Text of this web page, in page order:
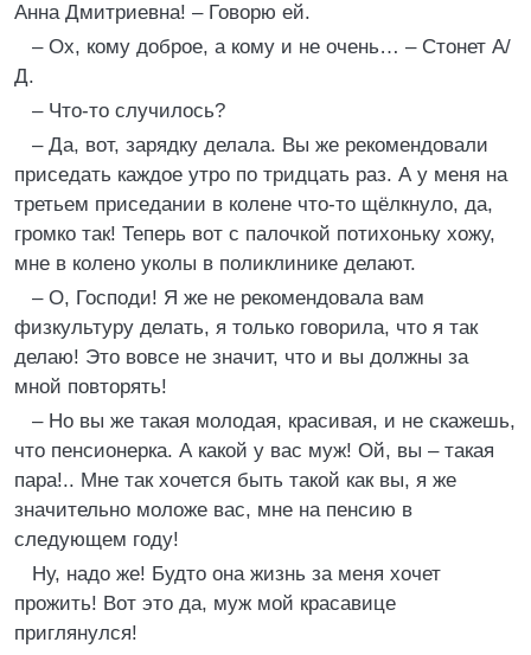
Анна Дмитриевна! – Говорю ей.
– Ох, кому доброе, а кому и не очень… – Стонет А/
Д.
– Что-то случилось?
– Да, вот, зарядку делала. Вы же рекомендовали
приседать каждое утро по тридцать раз. А у меня на
третьем приседании в колене что-то щёлкнуло, да,
громко так! Теперь вот с палочкой потихоньку хожу,
мне в колено уколы в поликлинике делают.
– О, Господи! Я же не рекомендовала вам
физкультуру делать, я только говорила, что я так
делаю! Это вовсе не значит, что и вы должны за
мной повторять!
– Но вы же такая молодая, красивая, и не скажешь,
что пенсионерка. А какой у вас муж! Ой, вы – такая
пара!.. Мне так хочется быть такой как вы, я же
значительно моложе вас, мне на пенсию в
следующем году!
Ну, надо же! Будто она жизнь за меня хочет
прожить! Вот это да, муж мой красавице
приглянулся!